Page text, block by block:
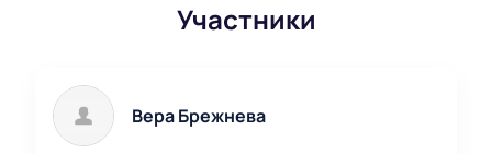
Участники
Вера Брежнева